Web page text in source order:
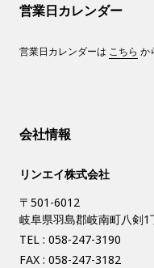
営業日カレンダー
営業日カレンダーは こちら か
会社情報
リンエイ株式会社
〒501-6012
岐阜県羽島郡岐南町八剣1
TEL : 058-247-3190
FAX : 058-247-3182